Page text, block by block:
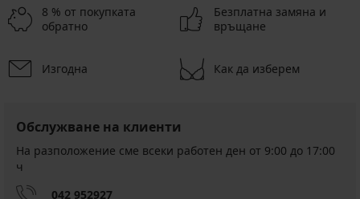
8 % от покупката
обратно
Безплатна замяна и
връщане
Изгодна Как да изберем
Обслужване на клиенти
На разположение сме всеки работен ден от 9:00 до 17:00
ч
042 952927